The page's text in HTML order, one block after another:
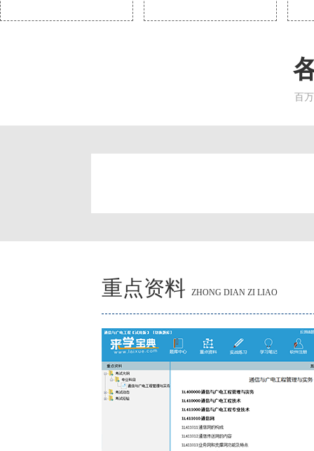
百
重点资料 ZHONG DIAN ZI LIAO